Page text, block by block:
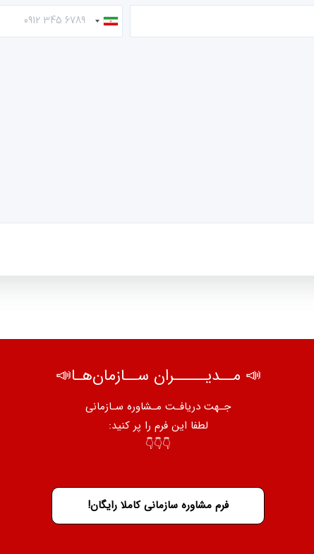
📣 مــدیـــــران ســازمان‌هـا📣
جـهت دریافـت مـشاوره سـازمانی
لطفا این فرم را پر کنید:
👇👇👇
فرم مشاوره سازمانی کاملا رایگان!